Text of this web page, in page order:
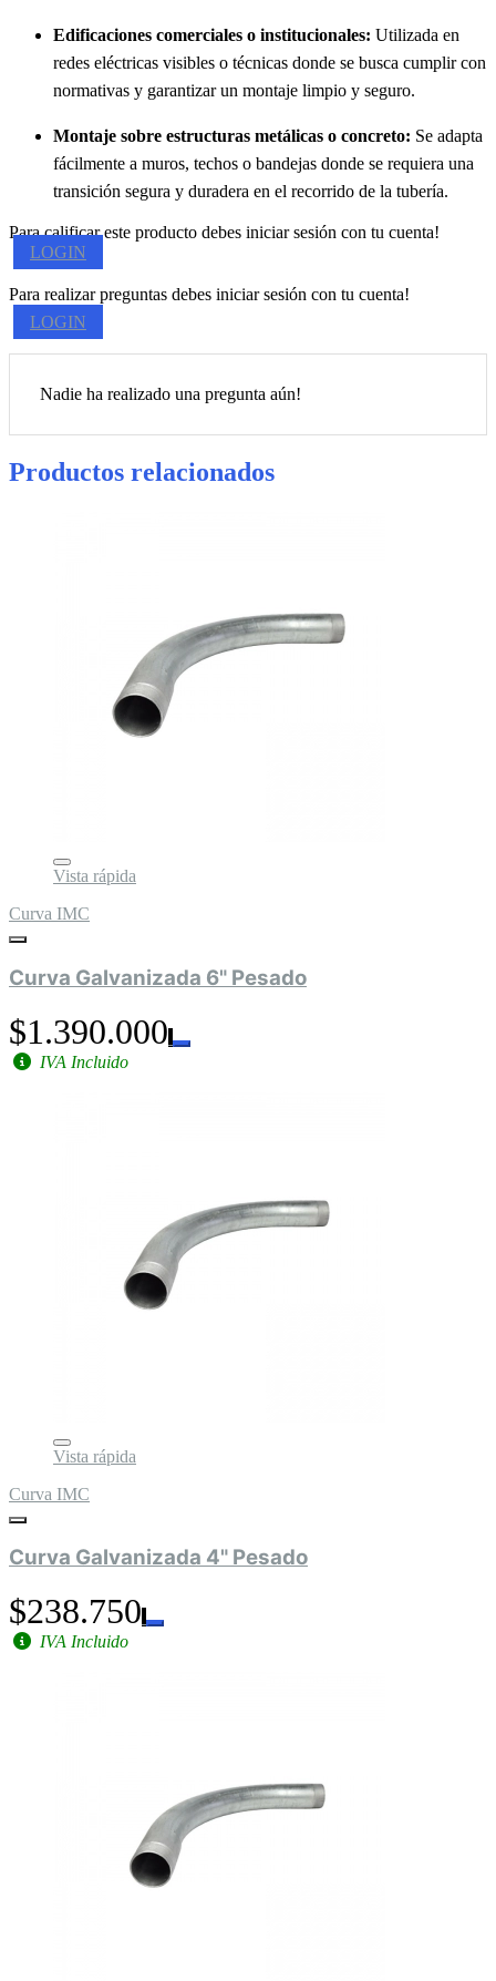
Edificaciones comerciales o institucionales: Utilizada en
redes eléctricas visibles o técnicas donde se busca cumplir con
normativas y garantizar un montaje limpio y seguro.
Montaje sobre estructuras metálicas o concreto: Se adapta
fácilmente a muros, techos o bandejas donde se requiera una
transición segura y duradera en el recorrido de la tubería.
Para calificar este producto debes iniciar sesión con tu cuenta!
LOGIN
Para realizar preguntas debes iniciar sesión con tu cuenta!
LOGIN
Nadie ha realizado una pregunta aún!
Productos relacionados
Vista rápida
Curva IMC
Curva Galvanizada 6" Pesado
$1.390.000
IVA Incluido
Vista rápida
Curva IMC
Curva Galvanizada 4" Pesado
$238.750
IVA Incluido